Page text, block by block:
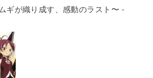
ギが織り成す、感動のラスト〜 -